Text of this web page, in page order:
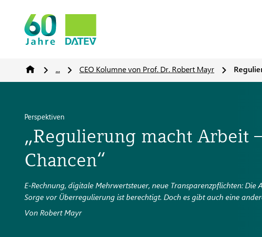
... CEO Kolumne von Prof. Dr. Robert Mayr
Perspektiven
„Regulierung macht Arbeit
Chancen“
E-Rechnung, digitale Mehrwertsteuer, neue Transparenzpflichten:
Sorge vor Überregulierung ist berechtigt. Doch es gibt auch eine
Von Robert Mayr